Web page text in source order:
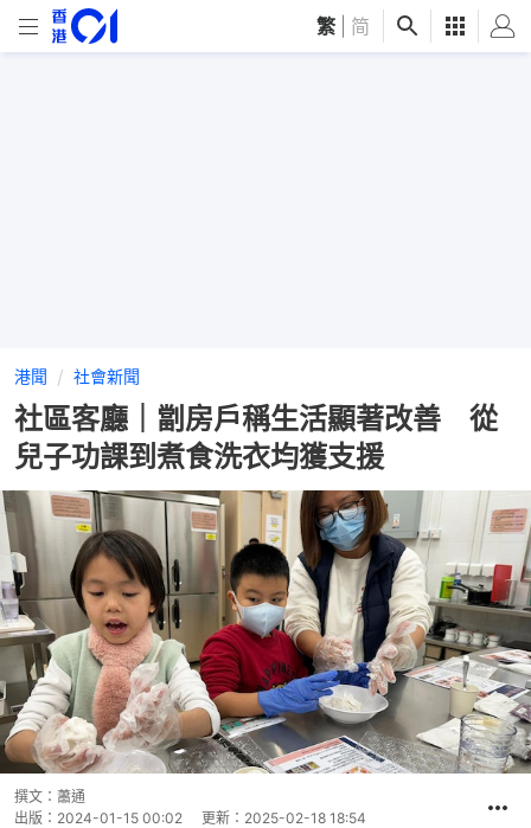
繁 简
港聞 社會新聞
社區客廳｜劏房戶稱生活顯著改善 從
兒子功課到煮食洗衣均獲支援
撰文： 蕭通
出版： 2024-01-15 00:02 更新： 2025-02-18 18:54